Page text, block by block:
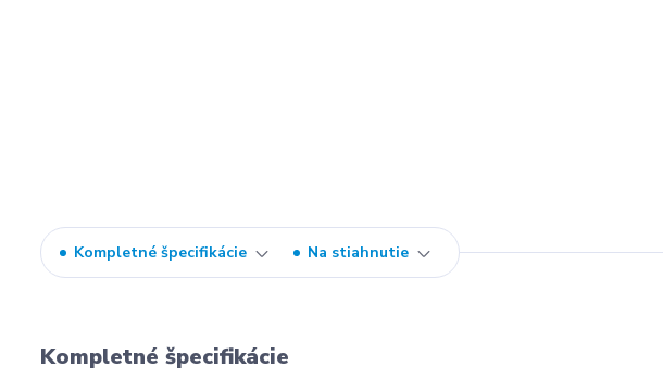
Kompletné špecifikácie Na stiahnutie
Kompletné špecifikácie